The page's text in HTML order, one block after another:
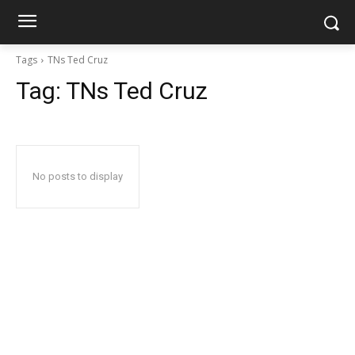
Tags TNs Ted Cruz
Tag: TNs Ted Cruz
No posts to display